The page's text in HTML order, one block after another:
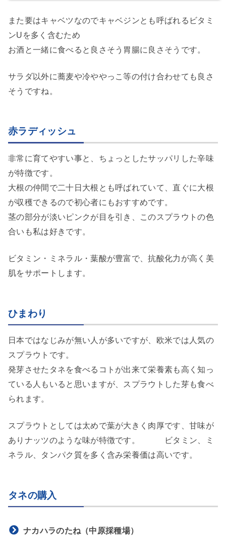
また要はキャベツなのでキャベジンとも呼ばれるビタミ
ンUを多く含むため
お酒と一緒に食べると良さそう胃腸に良さそうです。
サラダ以外に蕎麦や冷ややっこ等の付け合わせても良さ
そうですね。
赤ラディッシュ
非常に育てやすい事と、ちょっとしたサッパリした辛味
が特徴です。
大根の仲間で二十日大根とも呼ばれていて、直ぐに大根
が収穫できるので初心者にもおすすめです。
茎の部分が淡いピンクが目を引き、このスプラウトの色
合いも私は好きです。
ビタミン・ミネラル・葉酸が豊富で、抗酸化力が高く美
肌をサポートします。
ひまわり
日本ではなじみが無い人が多いですが、欧米では人気の
スプラウトです。
発芽させたタネを食べるコトが出来て栄養素も高く知っ
ている人もいると思いますが、スプラウトした芽も食べ
られます。
スプラウトとしては太めで葉が大きく肉厚です、甘味が
ありナッツのような味が特徴です。 ビタミン、ミ
ネラル、タンパク質を多く含み栄養価は高いです。
タネの購入
ナカハラのたね（中原採種場）